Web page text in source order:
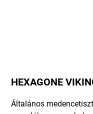
HEXAGONE
Általános